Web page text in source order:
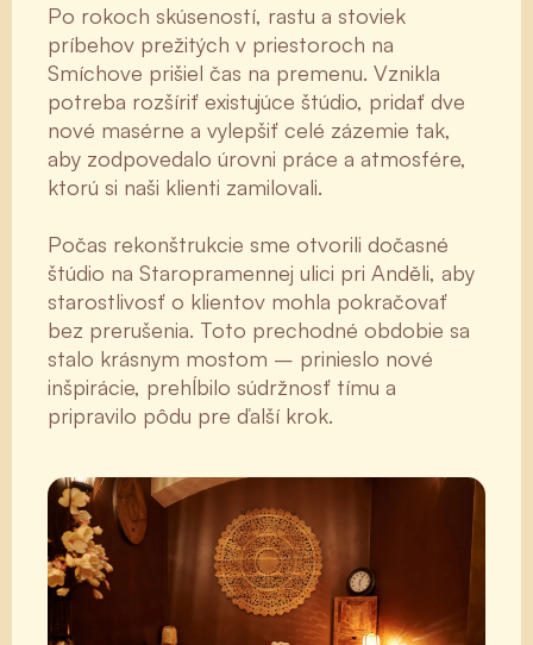
Po rokoch skúseností, rastu a stoviek
príbehov prežitých v priestoroch na
Smíchove prišiel čas na premenu. Vznikla
potreba rozšíriť existujúce štúdio, pridať dve
nové masérne a vylepšiť celé zázemie tak,
aby zodpovedalo úrovni práce a atmosfére,
ktorú si naši klienti zamilovali.
Počas rekonštrukcie sme otvorili dočasné
štúdio na Staropramennej ulici pri Anděli, aby
starostlivosť o klientov mohla pokračovať
bez prerušenia. Toto prechodné obdobie sa
stalo krásnym mostom – prinieslo nové
inšpirácie, prehĺbilo súdržnosť tímu a
pripravilo pôdu pre ďalší krok.